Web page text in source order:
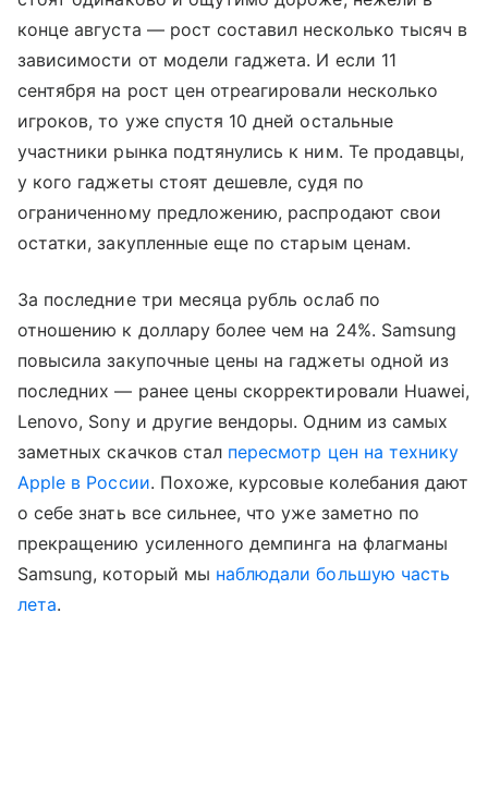
конце августа — рост составил несколько тысяч в
зависимости от модели гаджета. И если 11
сентября на рост цен отреагировали несколько
игроков, то уже спустя 10 дней остальные
участники рынка подтянулись к ним. Те продавцы,
у кого гаджеты стоят дешевле, судя по
ограниченному предложению, распродают свои
остатки, закупленные еще по старым ценам.
За последние три месяца рубль ослаб по
отношению к доллару более чем на 24%. Samsung
повысила закупочные цены на гаджеты одной из
последних — ранее цены скорректировали Huawei,
Lenovo, Sony и другие вендоры. Одним из самых
заметных скачков стал пересмотр цен на технику
Apple в России. Похоже, курсовые колебания дают
о себе знать все сильнее, что уже заметно по
прекращению усиленного демпинга на флагманы
Samsung, который мы наблюдали большую часть
лета.